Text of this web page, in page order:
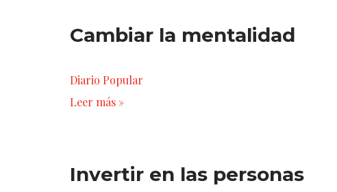
Cambiar la mentalidad
Diario Popular
Leer más »
Invertir en las personas